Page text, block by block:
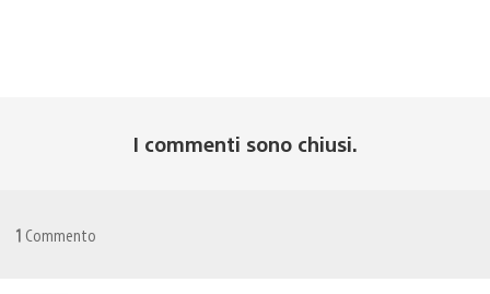
I commenti sono chiusi.
1 Commento